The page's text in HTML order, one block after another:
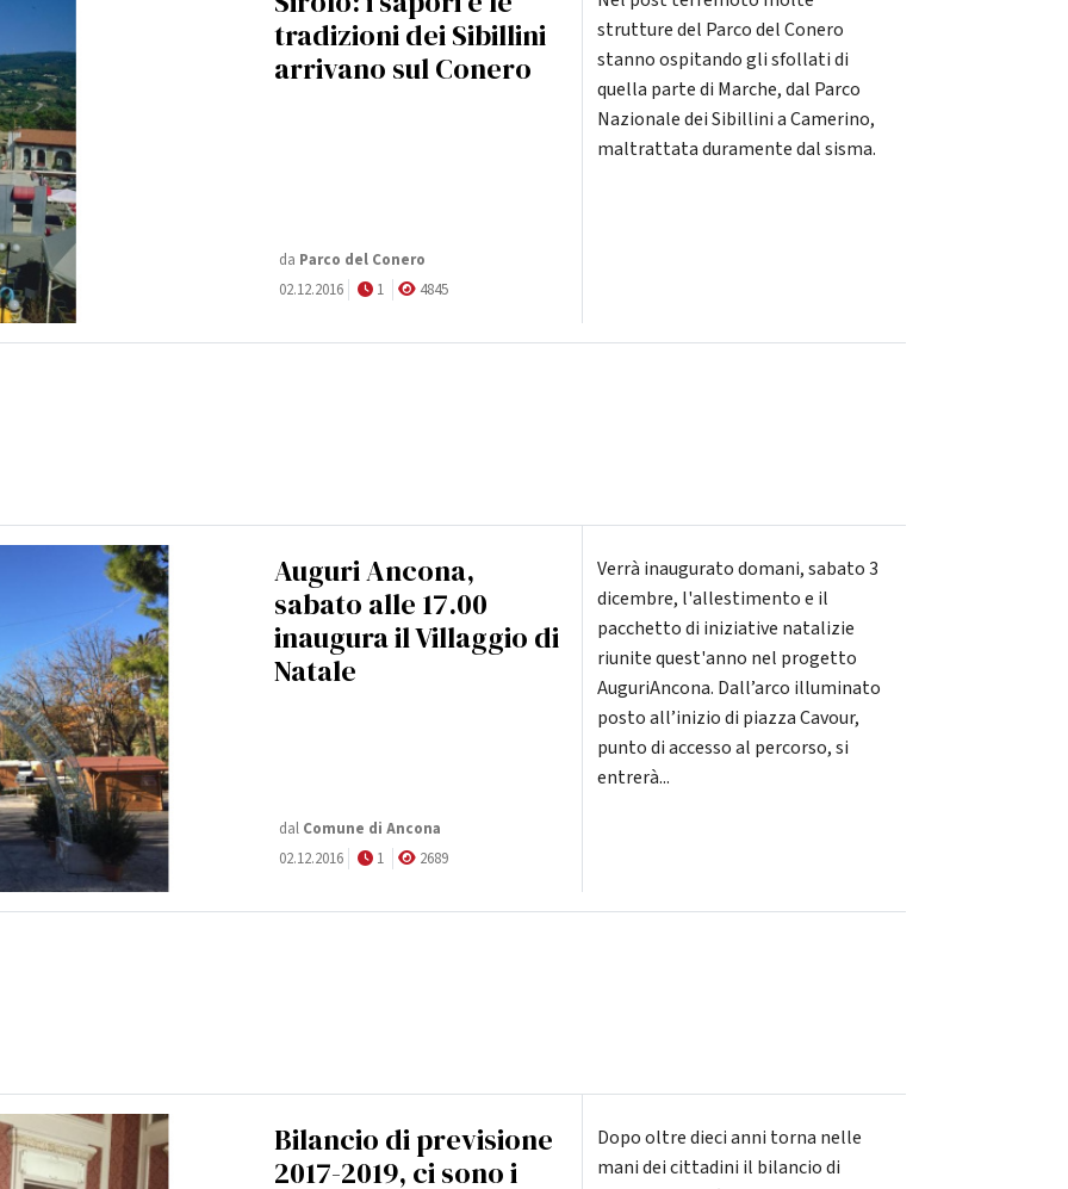
tradizioni dei Sibillini
arrivano sul Conero
da Parco del Conero
02.12.2016
1 4845
strutture del Parco del Conero
stanno ospitando gli sfollati di
quella parte di Marche, dal Parco
Nazionale dei Sibillini a Camerino,
maltrattata duramente dal sisma.
Auguri Ancona,
sabato alle 17.00
inaugura il Villaggio di
Natale
dal Comune di Ancona
02.12.2016
1 2689
Verrà inaugurato domani, sabato 3
dicembre, l'allestimento e il
pacchetto di iniziative natalizie
riunite quest'anno nel progetto
AuguriAncona. Dall’arco illuminato
posto all’inizio di piazza Cavour,
punto di accesso al percorso, si
entrerà...
Bilancio di previsione
2017-2019, ci sono i
Dopo oltre dieci anni torna nelle
mani dei cittadini il bilancio di